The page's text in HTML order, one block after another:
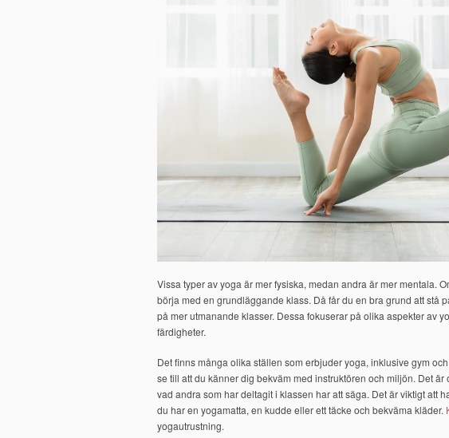
Vissa typer av yoga är mer fysiska, medan andra är mer mentala.
börja med en grundläggande klass. Då får du en bra grund att stå
på mer utmanande klasser. Dessa fokuserar på olika aspekter av
färdigheter.
Det finns många olika ställen som erbjuder yoga, inklusive gym
se till att du känner dig bekväm med instruktören och miljön. Det
vad andra som har deltagit i klassen har att säga. Det är viktigt att
du har en yogamatta, en kudde eller ett täcke och bekväma kläder.
yogautrustning.